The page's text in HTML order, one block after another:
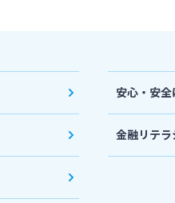
安心・安
金融リテ